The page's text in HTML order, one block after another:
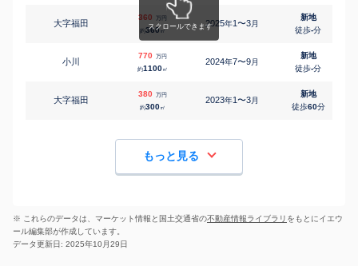
大字福田
360 万円
約360㎡
2025年1〜3月
新地
徒歩-分
小川
770 万円
約1100㎡
2024年7〜9月
新地
徒歩-分
大字福田
380 万円
約300㎡
2023年1〜3月
新地
徒歩60分
もっと見る
※ これらのデータは、マーケット情報と国土交通省の不動産情報ライブラリ をもとにイエウ
ール編集部が作成しています。
データ更新日: 2025年10月29日